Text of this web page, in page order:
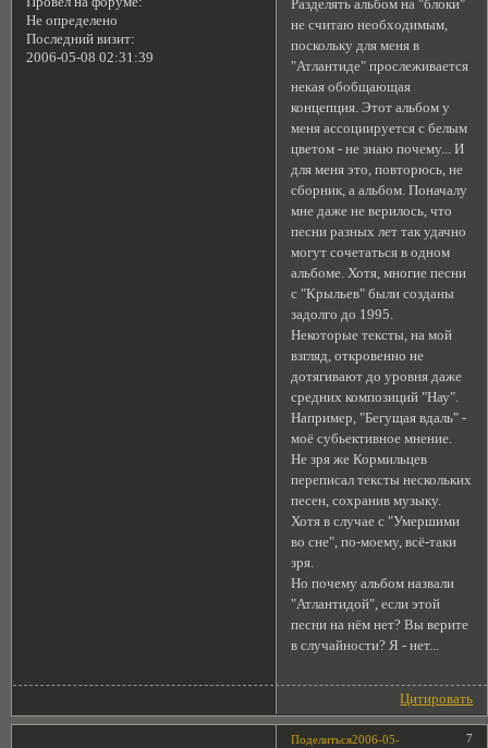
Не определено
Последний визит:
2006-05-08 02:31:39
Разделять альбом на "блоки"
не считаю необходимым,
поскольку для меня в
"Атлантиде" прослеживается
некая обобщающая
концепция. Этот альбом у
меня ассоциируется с белым
цветом - не знаю почему... И
для меня это, повторюсь, не
сборник, а альбом. Поначалу
мне даже не верилось, что
песни разных лет так удачно
могут сочетаться в одном
альбоме. Хотя, многие песни
с "Крыльев" были созданы
задолго до 1995.
Некоторые тексты, на мой
взгляд, откровенно не
дотягивают до уровня даже
средних композиций "Нау".
Например, "Бегущая вдаль" -
моё субьективное мнение.
Не зря же Кормильцев
переписал тексты нескольких
песен, сохранив музыку.
Хотя в случае с "Умершими
во сне", по-моему, всё-таки
зря.
Но почему альбом назвали
"Атлантидой", если этой
песни на нём нет? Вы верите
в случайности? Я - нет...
Цитировать
Поделиться 7
2006-05-